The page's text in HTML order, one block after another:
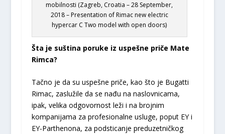
mobilnosti (Zagreb, Croatia – 28 September,
2018 – Presentation of Rimac new electric
hypercar C Two model with open doors)
Šta je suština poruke iz uspešne priče Mate
Rimca?
Tačno je da su uspešne priče, kao što je Bugatti
Rimac, zaslužile da se nađu na naslovnicama,
ipak, velika odgovornost leži i na brojnim
kompanijama za profesionalne usluge, poput EY i
EY-Parthenona, za podsticanje preduzetničkog